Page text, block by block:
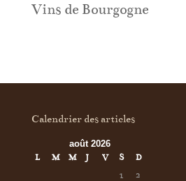
Vins de Bourgogne
Calendrier des articles
août 2026
L M M J V S
D
1
2